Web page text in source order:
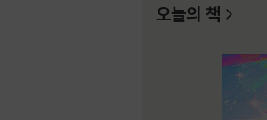
오늘의 책